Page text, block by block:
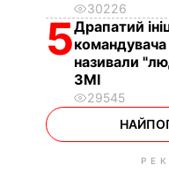
30226
5Драпатий
називали
ЗМІ
29545